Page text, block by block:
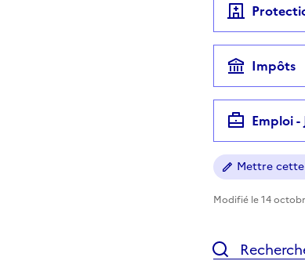
Impôts
Emploi -
Mettre cette
Modifié le 14